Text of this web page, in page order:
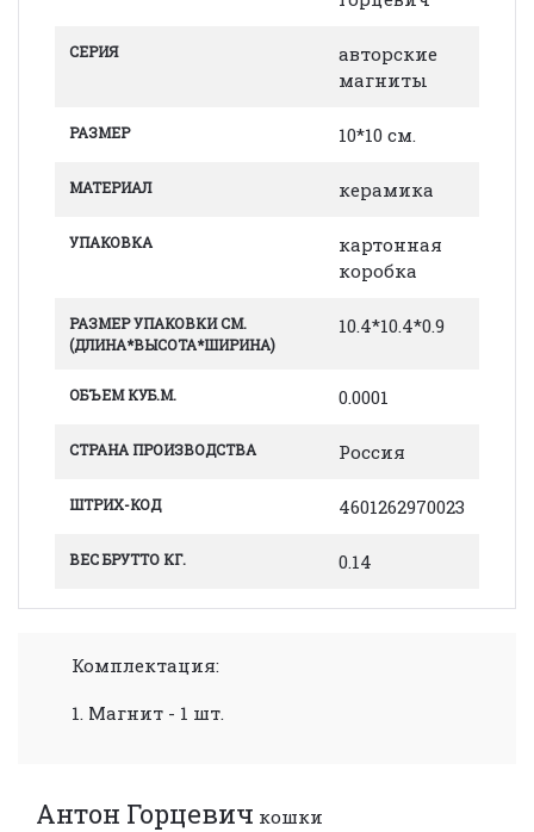
СЕРИЯ
авторские
магниты
РАЗМЕР 10*10 см.
МАТЕРИАЛ керамика
УПАКОВКА
картонная
коробка
РАЗМЕР УПАКОВКИ СМ.
(ДЛИНА*ВЫСОТА*ШИРИНА)
10.4*10.4*0.9
ОБЪЕМ КУБ.М. 0.0001
СТРАНА ПРОИЗВОДСТВА Россия
ШТРИХ-КОД 4601262970023
ВЕС БРУТТО КГ. 0.14
Комплектация:
1. Магнит - 1 шт.
Антон Горцевич кошки